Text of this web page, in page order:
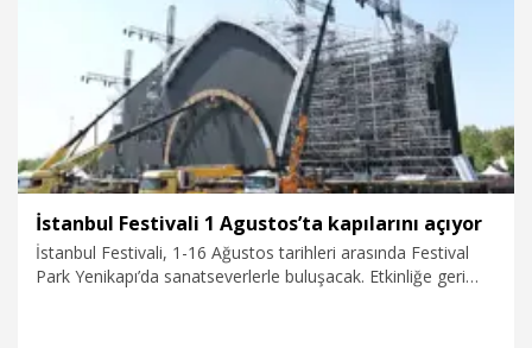
İstanbul Festivali 1 Agustos’ta kapılarını açıyor
İstanbul Festivali, 1-16 Ağustos tarihleri arasında Festival
Park Yenikapı’da sanatseverlerle buluşacak. Etkinliğe geri